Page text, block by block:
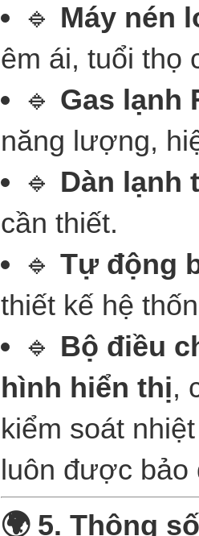
🔹 Máy nén
êm ái, tuổi thọ
🔹 Gas lạnh
năng lượng,
🔹 Dàn lạnh
cần thiết.
🔹 Tự động
thiết kế hệ
🔹 Bộ điều
hình hiển thị,
kiểm soát
luôn được bảo
🌍 5. Thông